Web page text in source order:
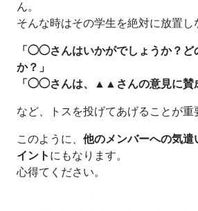
ん。
そんな時はその学生を絶対に放置し
「◯◯さんはいかがでしょうか？ど
か？」
「◯◯さんは、▲▲さんの意見に賛
など、トスを投げてあげることが重
このように、 他のメンバーへの気遣
イント にもなります。
心得てください。